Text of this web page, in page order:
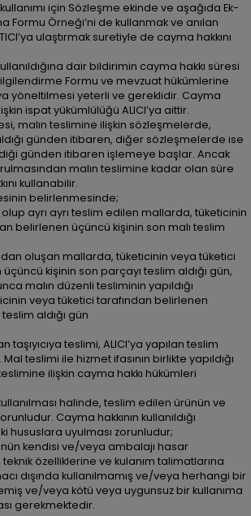
kullanımı için Sözleşme ekinde ve aşağıda Ek-
Formu Örneği’ni de kullanmak ve anılan
ulaştırmak suretiyle de cayma hakkını
dair bildirimin cayma hakkı süresi
Formu ve mevzuat hükümlerine
yöneltilmesi yeterli ve gereklidir. Cayma
ispat yükümlülüğü ALICI’ya aittir.
malın teslimine ilişkin sözleşmelerde,
aldığı günden itibaren, diğer sözleşmelerde ise
günden itibaren işlemeye başlar. Ancak
malın teslimine kadar olan süre
kullanabilir.
belirlenmesinde;
ayrı ayrı teslim edilen mallarda, tüketicinin
belirlenen üçüncü kişinin son malı teslim
oluşan mallarda, tüketicinin veya tüketici
kişinin son parçayı teslim aldığı gün,
malın düzenli tesliminin yapıldığı
veya tüketici tarafından belirlenen
aldığı gün
taşıyıcıya teslimi, ALICI’ya yapılan teslim
teslimi ile hizmet ifasının birlikte yapıldığı
ilişkin cayma hakkı hükümleri
halinde, teslim edilen ürünün ve
Cayma hakkının kullanıldığı
hususlara uyulması zorunludur;
kendisi ve/veya ambalajı hasar
özelliklerine ve kulanım talimatlarına
dışında kullanılmamış ve/veya herhangi bir
ve/veya kötü veya uygunsuz bir kullanıma
gerekmektedir.